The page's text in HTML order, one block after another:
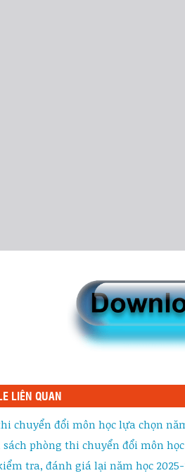
LIÊN QUAN
chuyển đổi môn học lựa chọn
sách phòng thi chuyển đổi môn
tra, đánh giá lại năm học 2025-